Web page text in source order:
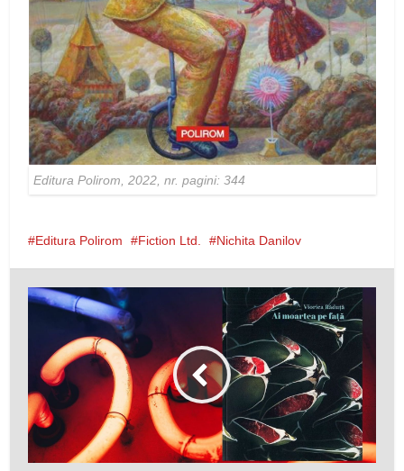
Editura Polirom, 2022, nr. pagini: 344
Editura Polirom Fiction Ltd. Nichita Danilov